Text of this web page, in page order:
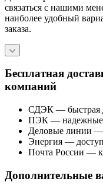
связаться с нашими
наиболее удобный
заказа.
Бесплатная
компаний
СДЭК — быстрая
ПЭК — надежные
Деловые линии —
Энергия —
Почта России —
Дополнительные